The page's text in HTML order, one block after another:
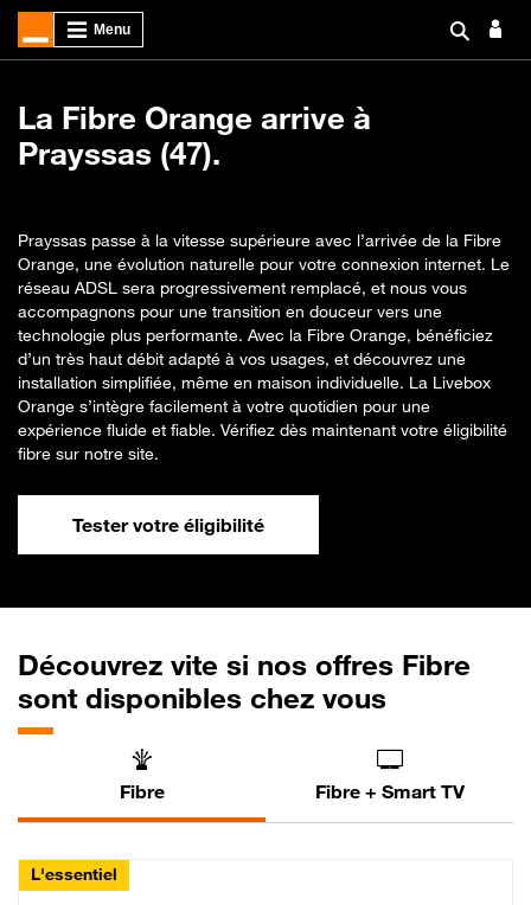
La Fibre Orange arrive à
Prayssas (47).
Prayssas passe à la vitesse supérieure avec l’arrivée de la Fibre
Orange, une évolution naturelle pour votre connexion internet. Le
réseau ADSL sera progressivement remplacé, et nous vous
accompagnons pour une transition en douceur vers une
technologie plus performante. Avec la Fibre Orange, bénéficiez
d’un très haut débit adapté à vos usages, et découvrez une
installation simplifiée, même en maison individuelle. La Livebox
Orange s’intègre facilement à votre quotidien pour une
expérience fluide et fiable. Vérifiez dès maintenant votre éligibilité
fibre sur notre site.
Tester votre éligibilité
Découvrez vite si nos offres Fibre
sont disponibles chez vous
Fibre Fibre + Smart TV
L'essentiel